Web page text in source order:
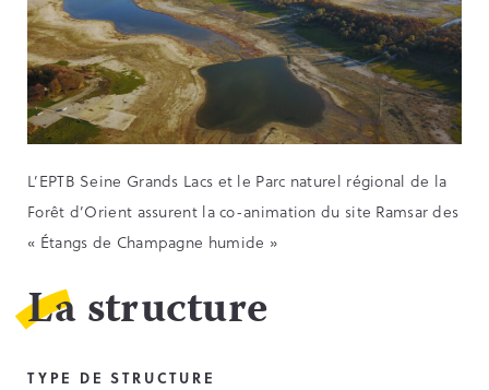
L’EPTB Seine Grands Lacs et le Parc naturel régional de la
Forêt d’Orient assurent la co-animation du site Ramsar des
« Étangs de Champagne humide »
La structure
TYPE DE STRUCTURE